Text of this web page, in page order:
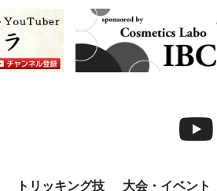
トリッキング技 大会・イベント